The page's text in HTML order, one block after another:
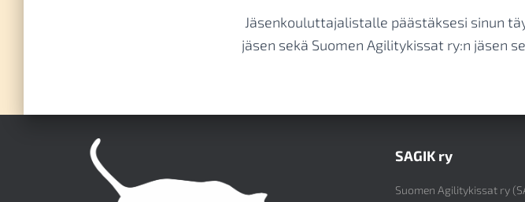
Jäsenkouluttajalistalle päästäksesi sinun
jäsen sekä Suomen Agilitykissat ry:n jäsen
SAGIK ry
Suomen Agilitykissat ry